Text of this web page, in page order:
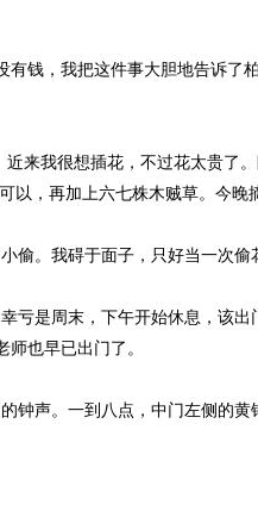
钱，我把这件事大胆地告诉了
来我很想插花，不过花太贵了
以，再加上六七株木贼草。今晚
。我碍于面子，只好当一次偷
是周末，下午开始休息，该
也早已出门了。
钟声。一到八点，中门左侧的